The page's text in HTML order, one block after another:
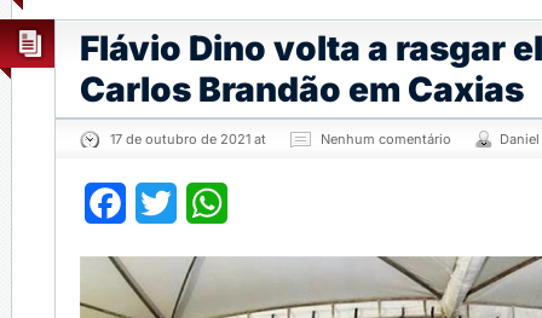
Flávio Dino volta a rasgar
Carlos Brandão em Caxias
17 de outubro de 2021 at Nenhum comentário
Facebook
Twitter